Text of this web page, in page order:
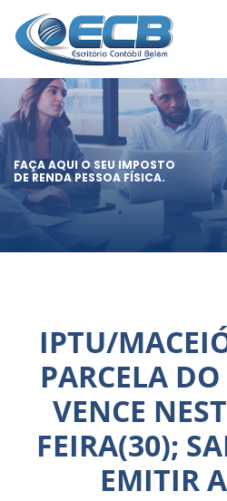
FAÇA AQUI O SEU IMPOSTO
DE RENDA PESSOA FÍSICA.
IPTU/
PARCELA
VENCE
FEIRA(30);
EMITIR